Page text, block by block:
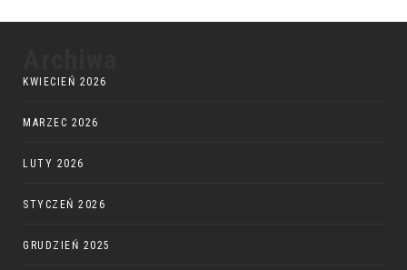
KWIECIEŃ 2026
MARZEC 2026
LUTY 2026
STYCZEŃ 2026
GRUDZIEŃ 2025